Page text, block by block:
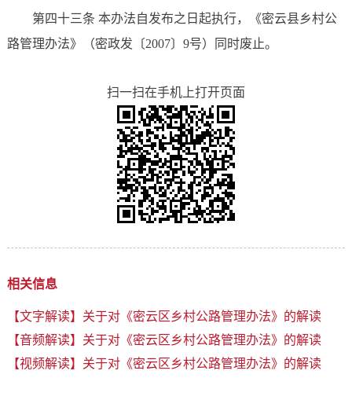
第四十三条 本办法自发布之日起执行，《密云县乡村公
路管理办法》（密政发〔2007〕9号）同时废止。
扫一扫在手机上打开页面
相关信息
【文字解读】关于对《密云区乡村公路管理办法》的解读
【音频解读】关于对《密云区乡村公路管理办法》的解读
【视频解读】关于对《密云区乡村公路管理办法》的解读